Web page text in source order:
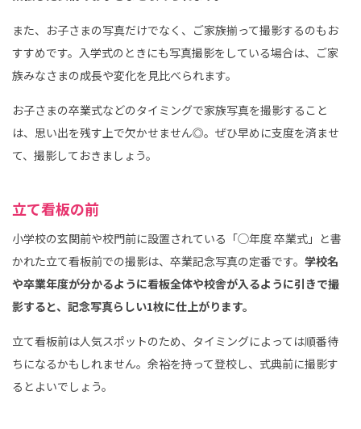
また、お子さまの写真だけでなく、ご家族揃って撮影するのもお
すすめです。入学式のときにも写真撮影をしている場合は、ご家
族みなさまの成長や変化を見比べられます。
お子さまの卒業式などのタイミングで家族写真を撮影すること
は、思い出を残す上で欠かせません◎。ぜひ早めに支度を済ませ
て、撮影しておきましょう。
立て看板の前
小学校の玄関前や校門前に設置されている「◯年度 卒業式」と書
かれた立て看板前での撮影は、卒業記念写真の定番です。 学校名
や卒業年度が分かるように看板全体や校舎が入るように引きで撮
影すると、記念写真らしい1枚に仕上がります。
立て看板前は人気スポットのため、タイミングによっては順番待
ちになるかもしれません。余裕を持って登校し、式典前に撮影す
るとよいでしょう。